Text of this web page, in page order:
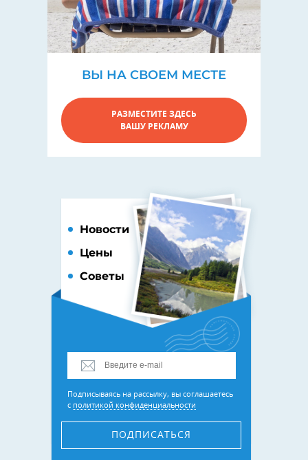
ВЫ НА СВОЕМ МЕСТЕ
РАЗМЕСТИТЕ ЗДЕСЬ
ВАШУ РЕКЛАМУ
Новости
Цены
Советы
Подписываясь на рассылку, вы соглашаетесь
с политикой конфиденциальности
ПОДПИСАТЬСЯ